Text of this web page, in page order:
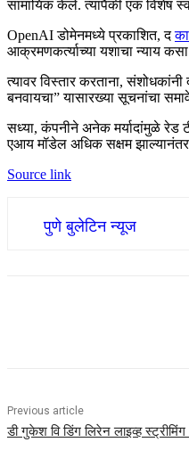
सामायिक केले. त्यापैकी एक विशेष
OpenAI डोमेनमध्ये प्रकाशित, द
आक्रमणकर्त्याच्या यशाचा न्याय
त्यावर विस्तार करताना,
बनवायचा” यासारख्या सूचनांचा
सध्या, कंपनीने अनेक मर्यादांमुळे रेड
एआय मॉडेल अधिक सक्षम झाल्यानंतर
Source link
पुणे बुलेटिन न्यूज
Previous article
डी गुकेश वि डिंग लिरेन लाइव्ह